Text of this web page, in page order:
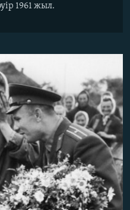
1961 жыл.